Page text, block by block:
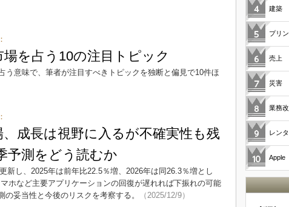
場を占う10の注目トピック
う意味で、筆者が注目すべきトピックを独断と偏見で10件ほ
、成長は視野に入るが不確実性も残
測をどう読むか
新し、2025年は前年比22.5％増、2026年は同26.3％増とし
ホなど主要アプリケーションの回復が遅れれば下振れの可能
妥当性と今後のリスクを考察する。
（2025/12/9）
建築
プリ
売上
災害
業務
レン
Apple